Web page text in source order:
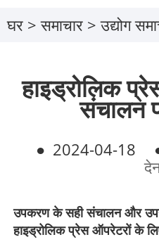
घर > समाचार >उद्योग
हाइड्रोलिक
संचालन
● 2024-04-18
उपकरण के सही संचालन और
हाइड्रोलिक प्रेस ऑपरेटरों के